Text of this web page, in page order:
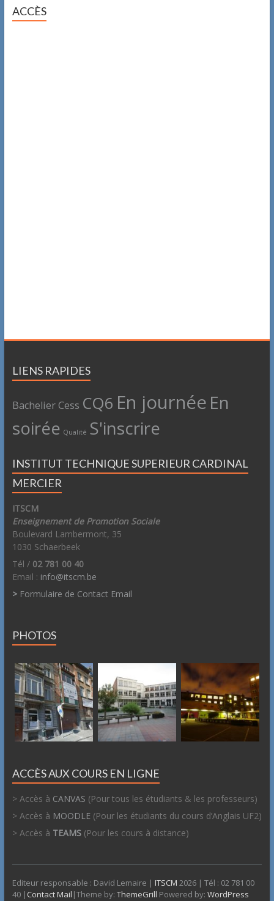
ACCÈS
LIENS RAPIDES
Bachelier Cess CQ6 En journée En
soirée Qualité S'inscrire
INSTITUT TECHNIQUE SUPERIEUR CARDINAL
MERCIER
ITSCM
Enseignement de Promotion Sociale
Boulevard Lambermont, 35
1030 Schaerbeek
Tél / 02 781 00 40
Email : info@itscm.be
>Formulaire de Contact Email
PHOTOS
ACCÈS AUX COURS EN LIGNE
> Accès à CANVAS (Pour tous les étudiants & les professeurs)
> Accès à MOODLE(Pour les étudiants du cours d’Anglais UF2)
> Accès à TEAMS (Pour les cours à distance)
Editeur responsable : David Lemaire | ITSCM 2026 | Tél : 02 781 00
40 | Contact Mail |Theme by: ThemeGrill Powered by: WordPress